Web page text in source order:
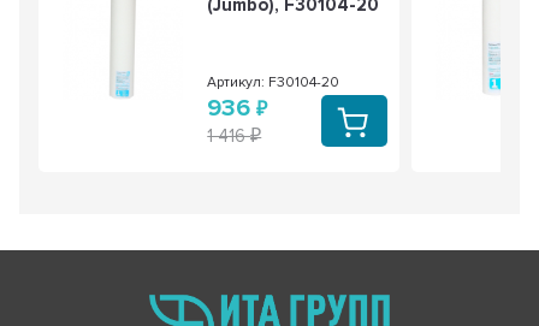
(Jumbo), F30104-20
Артикул: F30104-20
936
1 416